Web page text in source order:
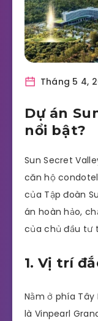
Tháng 5 4,
Dự án
nổi bật?
Sun Secret
căn hộ
của Tập đoàn
án hoàn hảo,
của chủ đầu tư
1. Vị trí
Nằm ở phía Tây
là Vinpearl